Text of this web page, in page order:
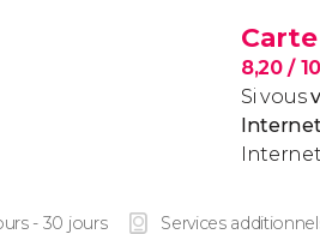
8,20/ 10
Si vous
Internet
- 30 jours Services